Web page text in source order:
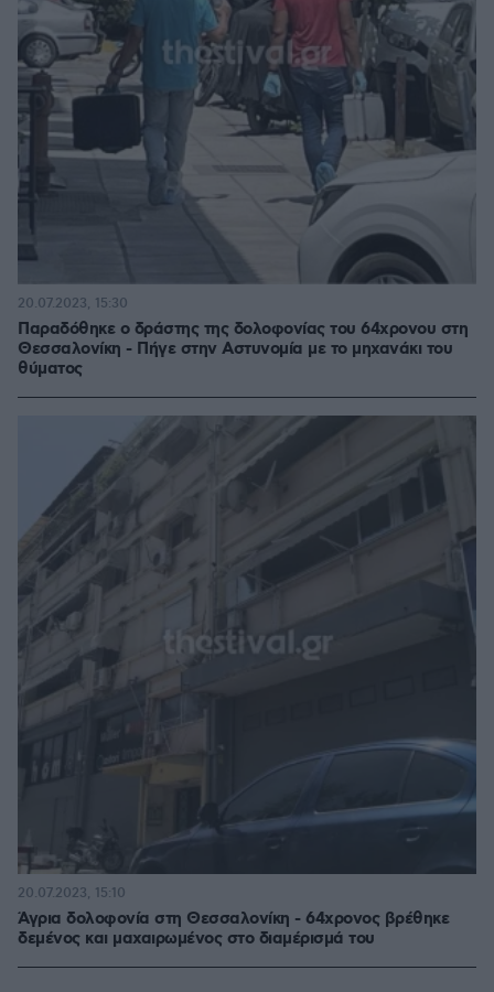
Παραδόθηκε ο δράστης της δολοφονίας του 64χρονου στη
Θεσσαλονίκη - Πήγε στην Αστυνομία με το μηχανάκι του
θύματος
20.07.2023, 15:30
Άγρια δολοφονία στη Θεσσαλονίκη - 64χρονος βρέθηκε
δεμένος και μαχαιρωμένος στο διαμέρισμά του
20.07.2023, 15:10